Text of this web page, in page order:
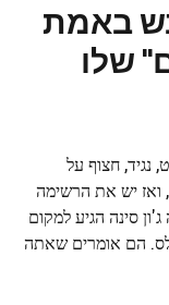
באמת
שלו
חצוף על
יש את הרשימה
סינה הגיע למקום
בלוס אנג'לס. הם אומרים שאתה